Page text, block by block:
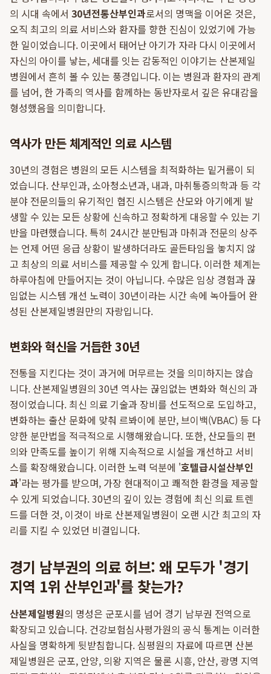
의 시대 속에서 30년전통산부인과로서의 명맥을 이어온 것은,
오직 최고의 의료 서비스와 환자를 향한 진심이 있었기에 가능
한 일이었습니다. 이곳에서 태어난 아기가 자라 다시 이곳에서
자신의 아이를 낳는, 세대를 잇는 감동적인 이야기는 산본제일
병원에서 흔히 볼 수 있는 풍경입니다. 이는 병원과 환자의 관계
를 넘어, 한 가족의 역사를 함께하는 동반자로서 깊은 유대감을
형성했음을 의미합니다.
역사가 만든 체계적인 의료 시스템
30년의 경험은 병원의 모든 시스템을 최적화하는 밑거름이 되
었습니다. 산부인과, 소아청소년과, 내과, 마취통증의학과 등 각
분야 전문의들의 유기적인 협진 시스템은 산모와 아기에게 발
생할 수 있는 모든 상황에 신속하고 정확하게 대응할 수 있는 기
반을 마련했습니다. 특히 24시간 분만팀과 마취과 전문의 상주
는 언제 어떤 응급 상황이 발생하더라도 골든타임을 놓치지 않
고 최상의 의료 서비스를 제공할 수 있게 합니다. 이러한 체계는
하루아침에 만들어지는 것이 아닙니다. 수많은 임상 경험과 끊
임없는 시스템 개선 노력이 30년이라는 시간 속에 녹아들어 완
성된 산본제일병원만의 자랑입니다.
변화와 혁신을 거듭한 30년
전통을 지킨다는 것이 과거에 머무르는 것을 의미하지는 않습
니다. 산본제일병원의 30년 역사는 끊임없는 변화와 혁신의 과
정이었습니다. 최신 의료 기술과 장비를 선도적으로 도입하고,
변화하는 출산 문화에 맞춰 르봐이에 분만, 브이백(VBAC) 등 다
양한 분만법을 적극적으로 시행해왔습니다. 또한, 산모들의 편
의와 만족도를 높이기 위해 지속적으로 시설을 개선하고 서비
스를 확장해왔습니다. 이러한 노력 덕분에 '호텔급시설산부인
과'라는 평가를 받으며, 가장 현대적이고 쾌적한 환경을 제공할
수 있게 되었습니다. 30년의 깊이 있는 경험에 최신 의료 트렌
드를 더한 것, 이것이 바로 산본제일병원이 오랜 시간 최고의 자
리를 지킬 수 있었던 비결입니다.
경기 남부권의 의료 허브: 왜 모두가 '경기
지역 1위 산부인과'를 찾는가?
산본제일병원의 명성은 군포시를 넘어 경기 남부권 전역으로
확장되고 있습니다. 건강보험심사평가원의 공식 통계는 이러한
사실을 명확하게 뒷받침합니다. 심평원의 자료에 따르면 산본
제일병원은 군포, 안양, 의왕 지역은 물론 시흥, 안산, 광명 지역